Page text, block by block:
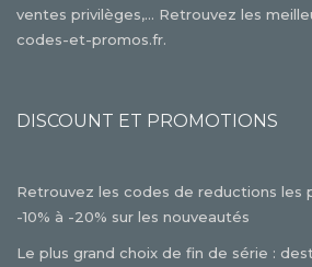
ventes privilèges,... Retrouvez les
codes-et-promos.fr.
DISCOUNT ET PROMOTIONS
Retrouvez les codes de reductions les
-10% à -20% sur les nouveautés
Le plus grand choix de fin de série :